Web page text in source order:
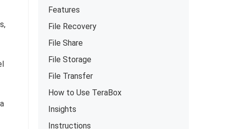
Features
File Recovery
File Share
File Storage
File Transfer
How to Use TeraBox
Insights
Instructions